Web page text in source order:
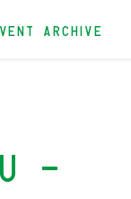
ARCHIVE
-